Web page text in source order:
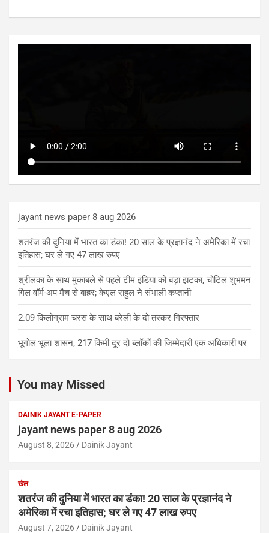
jayant news paper 8 aug 2026
शतरंज की दुनिया में भारत का डंका! 20 साल के प्रज्ञानंद ने अमेरिका में रचा
इतिहास; घर ले गए 47 लाख रुपए
श्रीलंका के साथ मुकाबले से पहले टीम इंडिया को बड़ा झटका, चोटिल शुभमन
गिल वॉर्म-अप मैच से बाहर; केएल राहुल ने संभाली कप्तानी
2.09 किलोग्राम चरस के साथ बरेली के दो तस्कर गिरफ्तार
भूगोल भूला शासन, 217 किमी दूर दो ब्लॉकों की जिम्मेदारी एक अधिकारी पर
You may Missed
DAINIK JAYANT E-PAPER
jayant news paper 8 aug 2026
August 8, 2026 Dainik Jayant
खेल
शतरंज की दुनिया में भारत का डंका! 20 साल के प्रज्ञानंद ने
अमेरिका में रचा इतिहास; घर ले गए 47 लाख रुपए
August 7, 2026 Dainik Jayant